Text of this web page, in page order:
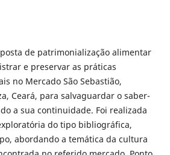
de patrimonialização alimentar
e preservar as práticas
no Mercado São Sebastião,
Ceará, para salvaguardar o saber-
a sua continuidade. Foi realizada
do tipo bibliográfica,
abordando a temática da cultura